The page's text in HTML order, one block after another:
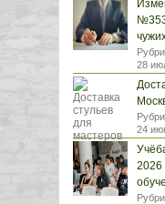
28
24
2026